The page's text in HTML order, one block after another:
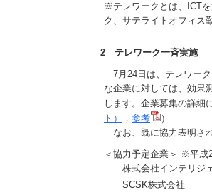
※テレワークとは、ICT
ク、サテライトオフィス
2 テレワーク一斉実施
7月24日は、テレワー
な企業に対しては、効果
します。企業募集の詳細
ト）
， 参考
）
なお、既に協力表明さ
＜協力予定企業＞ ※平成
株式会社インテリジ
SCSK株式会社